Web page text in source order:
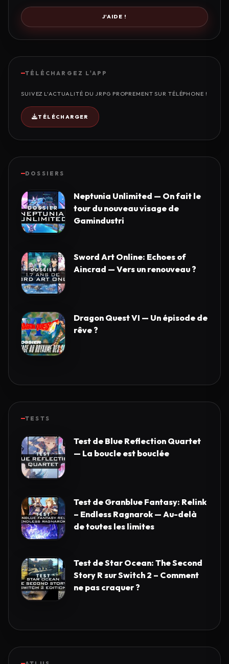
J'AIDE !
TÉLÉCHARGEZ L'APP
SUIVEZ L'ACTUALITÉ DU JRPG PROPREMENT SUR TÉLÉPHONE !
TÉLÉCHARGER
DOSSIERS
Neptunia Unlimited — On fait le
tour du nouveau visage de
Gamindustri
Sword Art Online: Echoes of
Aincrad — Vers un renouveau ?
Dragon Quest VI — Un épisode de
rêve ?
TESTS
Test de Blue Reflection Quartet
— La boucle est bouclée
Test de Granblue Fantasy: Relink
– Endless Ragnarok — Au-delà
de toutes les limites
Test de Star Ocean: The Second
Story R sur Switch 2 – Comment
ne pas craquer ?